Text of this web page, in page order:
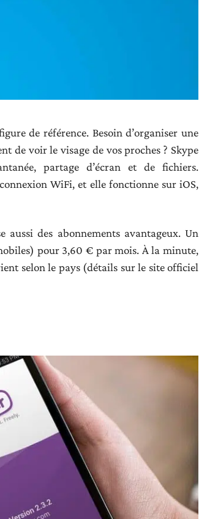
de référence. Besoin d’organiser une
de voir le visage de vos proches ? Skype
partage d’écran et de fichiers.
WiFi, et elle fonctionne sur iOS,
aussi des abonnements avantageux. Un
pour 3,60 € par mois. À la minute,
selon le pays (détails sur le site officiel